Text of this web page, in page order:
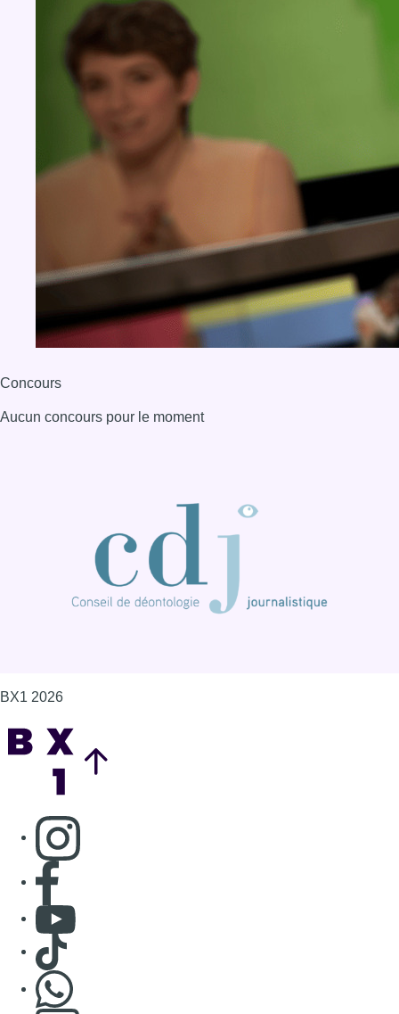
Concours
Aucun concours pour le moment
BX1 2026
Consulter page Instagram
Consulter page Facebook
Consulter Youtube
Consulter TikTok